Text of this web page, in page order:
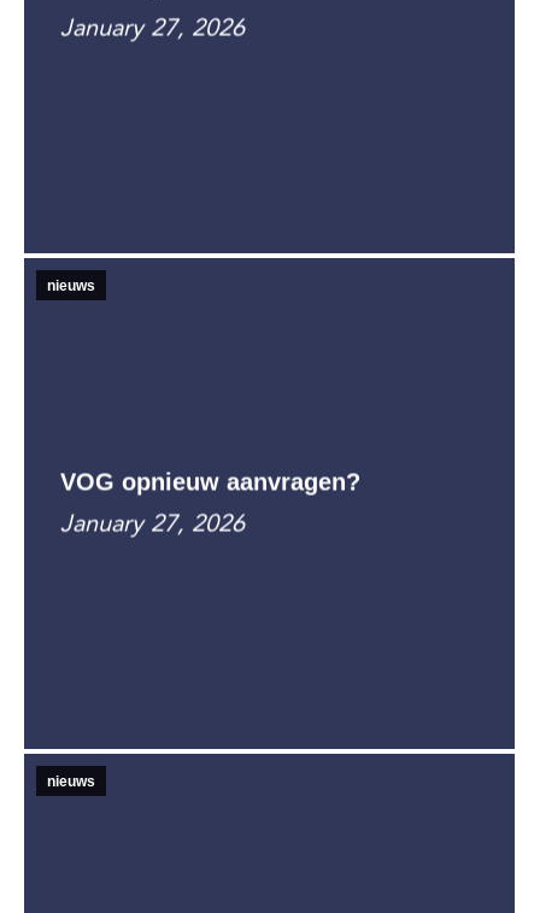
January 27, 2026
nieuws
VOG opnieuw aanvragen?
January 27, 2026
nieuws